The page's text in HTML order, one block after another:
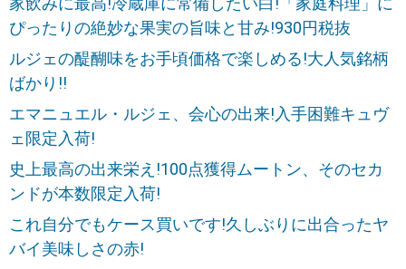
ぴったりの絶妙な果実の旨味と甘み!930円税抜
ルジェの醍醐味をお手頃価格で楽しめる!大人気銘柄
ばかり!!
エマニュエル・ルジェ、会心の出来!入手困難キュヴ
ェ限定入荷!
史上最高の出来栄え!100点獲得ムートン、そのセカ
ンドが本数限定入荷!
これ自分でもケース買いです!久しぶりに出合ったヤ
バイ美味しさの赤!